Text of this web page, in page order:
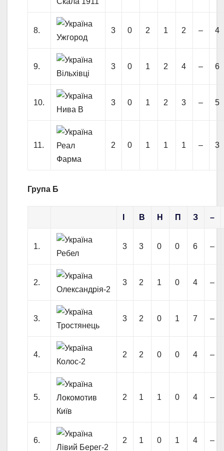
8.
Ужгород
3 0 2 1 2 – 4
9.
Вільхівці
3 0 1 2 4 – 6
10.
Нива В
3 0 1 2 3 – 5
11.
Реал
Фарма
2 0 1 1 1 – 3
Група Б
В Н П З –
1.
Ребел
3 3 0 0 6 –
2.
Олександрія-2
3 2 1 0 4 –
3.
Тростянець
3 2 0 1 7 –
4.
Колос-2
2 2 0 0 4 –
5.
Локомотив
Київ
2 1 1 0 4 –
6.
Лівий Берег-2
2 1 0 1 4 –